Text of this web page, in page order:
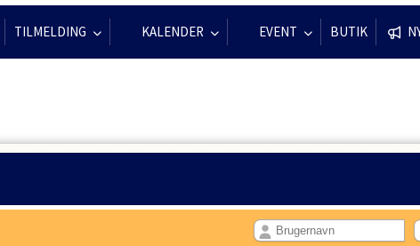
TILMELDING KALENDER EVENT BUTIK